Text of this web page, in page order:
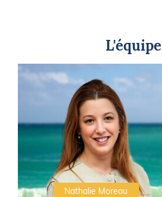
L'équipe
Nathalie Moreau